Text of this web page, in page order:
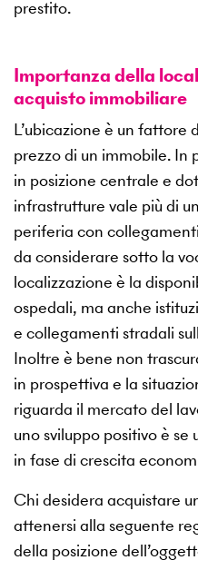
prestito.
Importanza della
acquisto immobiliare
L’ubicazione è un fattore
prezzo di un immobile.
in posizione centrale e
infrastrutture vale più di
periferia con
da considerare sotto la
localizzazione è la
ospedali, ma anche
e collegamenti stradali
Inoltre è bene non
in prospettiva e la
riguarda il mercato del
uno sviluppo positivo è
in fase di crescita
Chi desidera acquistare
attenersi alla seguente
della posizione